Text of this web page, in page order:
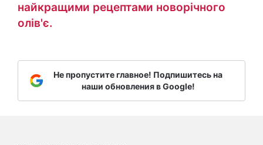
найкращими рецептами новорічного
олів'є.
Не пропустите главное! Подпишитесь на
наши обновления в Google!